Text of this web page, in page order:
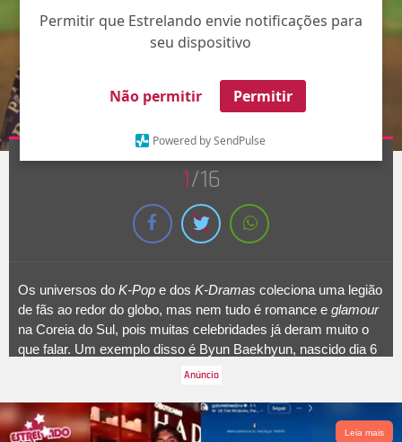
Permitir que Estrelando envie notificações para
seu dispositivo
Não permitir Permitir
Powered by SendPulse
Divulgação
1/16
Os universos do K-Pop e dos K-Dramas coleciona uma legião
de fãs ao redor do globo, mas nem tudo é romance e glamour
na Coreia do Sul, pois muitas celebridades já deram muito o
que falar. Um exemplo disso é Byun Baekhyun, nascido dia 6
de maio de 1992, um dos integrantes do grupo de
declaração para uma fã:- Muitas pessoas dizem que são
depressivas. Se eu puder expressar meus pensamentos, eu
Leia mais